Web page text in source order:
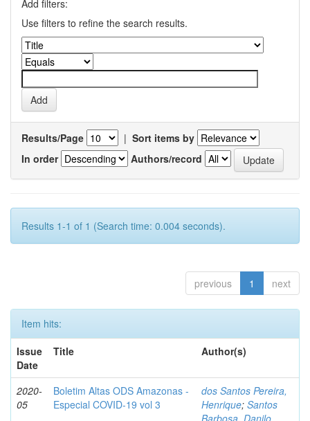
Add filters:
Use filters to refine the search results.
Results/Page | Sort items by
In order
Authors/record
Results 1-1 of 1 (Search time: 0.004 seconds).
previous 1 next
Item hits:
Issue
Date
Title Author(s)
2020-
05
Boletim Altas ODS Amazonas -
Especial COVID-19 vol 3
dos Santos Pereira,
Henrique; Santos
Barbosa, Danilo